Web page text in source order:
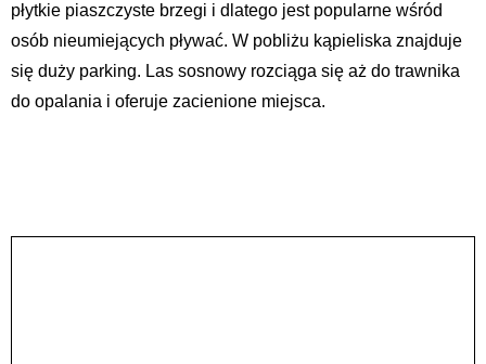
płytkie piaszczyste brzegi i dlatego jest popularne wśród
osób nieumiejących pływać. W pobliżu kąpieliska znajduje
się duży parking. Las sosnowy rozciąga się aż do trawnika
do opalania i oferuje zacienione miejsca.